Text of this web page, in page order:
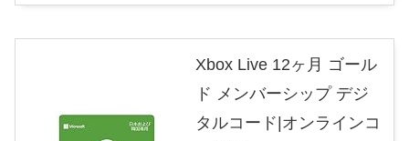
Xbox Live 12ヶ月 ゴール
ド メンバーシップ デジ
タルコード|オンラインコ